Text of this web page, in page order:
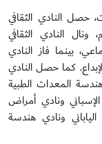
حصل النادي الثقافي
ونال النادي الثقافي
بينما فاز النادي
كما حصل النادي
هندسة المعدات الطبية
ونادي أمراض
ونادي هندسة